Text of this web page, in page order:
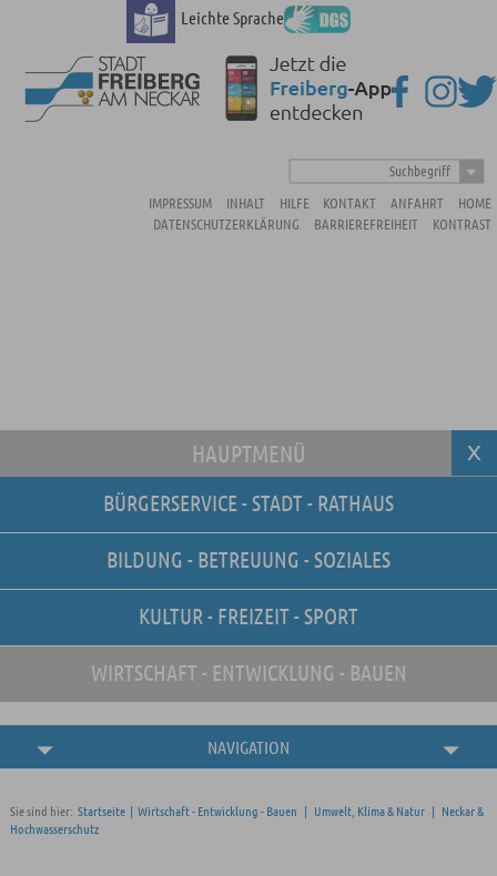
Leichte Sprache
Suchbegriff
IMPRESSUM
INHALT HILFE KONTAKT ANFAHRT
HOME
DATENSCHUTZERKLÄRUNG
BARRIEREFREIHEIT KONTRAST
HAUPTMENÜ
BÜRGERSERVICE - STADT - RATHAUS
BILDUNG - BETREUUNG - SOZIALES
KULTUR - FREIZEIT - SPORT
WIRTSCHAFT - ENTWICKLUNG - BAUEN
Unsere Stellenangebote
Online-Terminvereinbarung
Amtliche
Bekanntmachungen
NAVIGATION
Sie sind hier: Startseite | Wirtschaft - Entwicklung - Bauen | Umwelt, Klima & Natur | Neckar &
Hochwasserschutz